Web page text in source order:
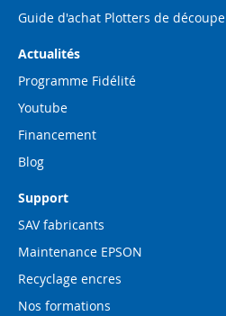
Guide d'achat Plotters de découpe
Actualités
Programme Fidélité
Youtube
Financement
Blog
Support
SAV fabricants
Maintenance EPSON
Recyclage encres
Nos formations